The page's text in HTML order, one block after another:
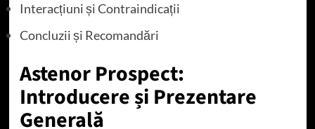
Interacțiuni și Contraindicații
Concluzii și Recomandări
Astenor Prospect:
Introducere și Prezentare
Generală